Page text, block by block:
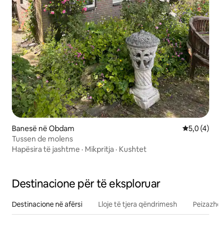
Banesë në Obdam Vlerësimi
5,0 (4)
Tussen de molens
Hapësira të jashtme · Mikpritja · Kushtet
Destinacione për të eksploruar
Destinacione në afërsi Lloje të tjera qëndrimesh